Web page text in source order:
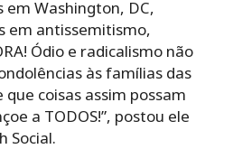
em Washington, DC,
em antissemitismo,
Ódio e radicalismo não
às famílias das
coisas assim possam
a TODOS!”, postou ele
Social.